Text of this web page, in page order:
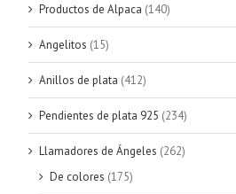
Productos de Alpaca (140)
Angelitos (15)
Anillos de plata (412)
Pendientes de plata 925 (234)
Llamadores de Ángeles (262)
De colores (175)